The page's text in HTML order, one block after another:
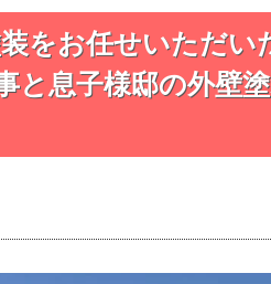
をお任せいただい
息子様邸の外壁